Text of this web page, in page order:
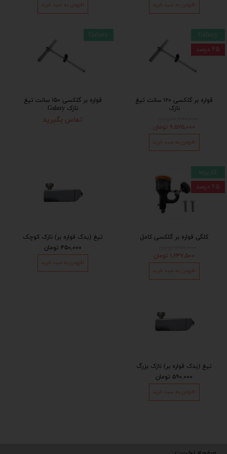
افزودن به سبد خرید افزودن به سبد خرید
قواره بر گلکسی ۱۲۰ سانت تیغ
نازک
۶,۵۲۵,۰۰۰ تومان
افزودن به سبد خرید
Galaxy
۲۵ درصد
قواره بر گلکسی ۱۵۰ سانت تیغ
نازک Galaxy
تماس بگیرید
Galaxy
کلگی قواره بر گلکسی کامل
۱,۲۳۷,۵۰۰ تومان
افزودن به سبد خرید
کاریزما
۲۵ درصد
تیغ (یدک قواره بر) نازک کوچک
۴۵۰,۰۰۰ تومان
افزودن به سبد خرید
تیغ (یدک قواره بر) نازک بزرگ
۵۹۰,۰۰۰ تومان
افزودن به سبد خرید